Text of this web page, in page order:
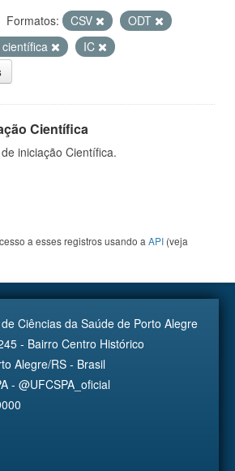
Formatos: CSV
ODT
IC
Científica
iniciação Científica.
a esses registros usando a API (veja
Ciências da Saúde de Porto Alegre
- Bairro Centro Histórico
Alegre/RS - Brasil
- @UFCSPA_oficial